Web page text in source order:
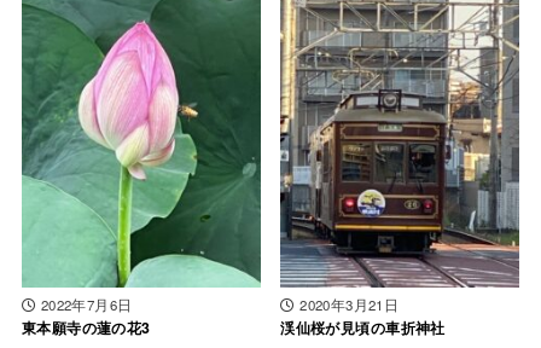
2022年7月6日
東本願寺の蓮の花3
2020年3月21日
渓仙桜が見頃の車折神社